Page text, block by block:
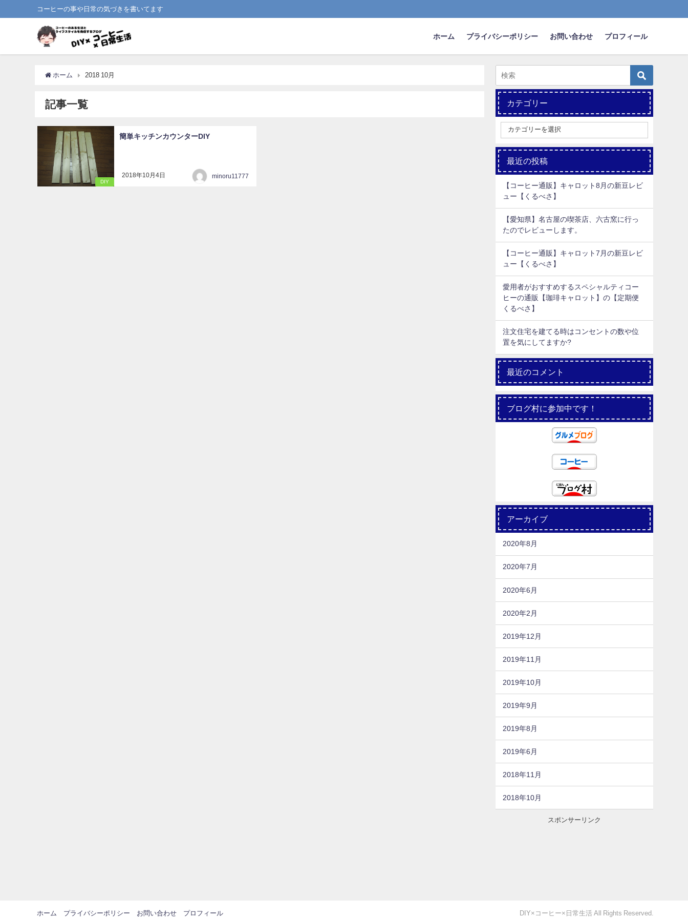
コーヒーの事や日常の気づきを書いてます
ホーム プライバシーポリシー お問い合わせ プロフィール
ホーム 2018 10月
記事一覧
DIY
簡単キッチンカウンターDIY
2018年10月4日 minoru11777
カテゴリー
最近の投稿
【コーヒー通販】キャロット8月の新豆レビ
ュー【くるべさ】
【愛知県】名古屋の喫茶店、六古窯に行っ
たのでレビューします。
【コーヒー通販】キャロット7月の新豆レビ
ュー【くるべさ】
愛用者がおすすめするスペシャルティコー
ヒーの通販【珈琲キャロット】の【定期便
くるべさ】
注文住宅を建てる時はコンセントの数や位
置を気にしてますか?
最近のコメント
ブログ村に参加中です！
アーカイブ
2020年8月
2020年7月
2020年6月
2020年2月
2019年12月
2019年11月
2019年10月
2019年9月
2019年8月
2019年6月
2018年11月
2018年10月
スポンサーリンク
ホーム プライバシーポリシー お問い合わせ プロフィール DIY×コーヒー×日常生活 All Rights Reserved.